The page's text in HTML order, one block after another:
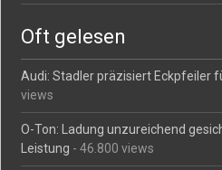
Oft gelesen
Audi: Stadler präzisiert Eckpfeiler
views
O-Ton: Ladung unzureichend
Leistung - 46.800 views